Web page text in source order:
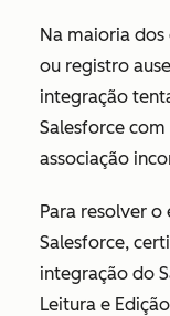
Na maioria dos
ou registro
integração
Salesforce
associação
Para resolver o
Salesforce,
integração do
Leitura e